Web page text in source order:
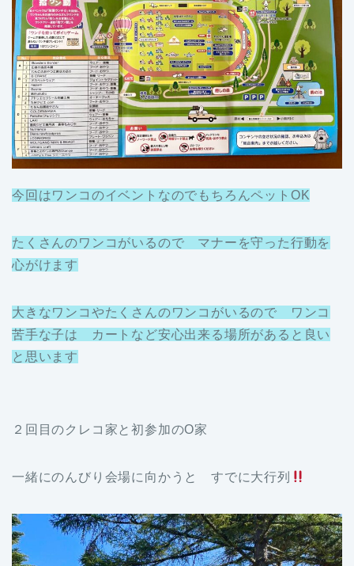
今回はワンコのイベントなのでもちろんペットOK
たくさんのワンコがいるので マナーを守った行動を
心がけます
大きなワンコやたくさんのワンコがいるので ワンコ
苦手な子は カートなど安心出来る場所があると良い
と思います
２回目のクレコ家と初参加のO家
一緒にのんびり会場に向かうと すでに大行列